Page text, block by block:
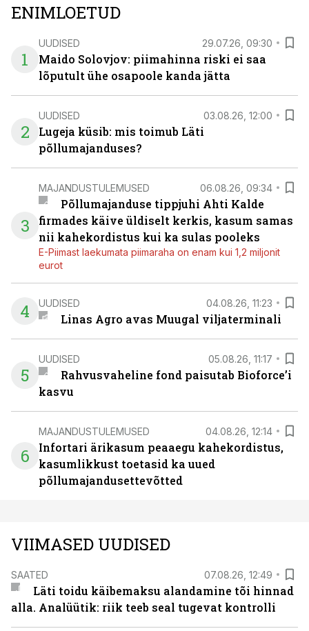
ENIMLOETUD
1
UUDISED 29.07.26, 09:30
Maido Solovjov: piimahinna riski ei saa
lõputult ühe osapoole kanda jätta
2
UUDISED 03.08.26, 12:00
Lugeja küsib: mis toimub Läti
põllumajanduses?
3
MAJANDUSTULEMUSED 06.08.26, 09:34
Põllumajanduse tippjuhi Ahti Kalde
firmades käive üldiselt kerkis, kasum samas
nii kahekordistus kui ka sulas pooleks
E-Piimast laekumata piimaraha on enam kui 1,2 miljonit
eurot
4 UUDISED 04.08.26, 11:23
Linas Agro avas Muugal viljaterminali
5
UUDISED 05.08.26, 11:17
Rahvusvaheline fond paisutab Bioforce’i
kasvu
6
MAJANDUSTULEMUSED 04.08.26, 12:14
Infortari ärikasum peaaegu kahekordistus,
kasumlikkust toetasid ka uued
põllumajandusettevõtted
VIIMASED UUDISED
SAATED 07.08.26, 12:49
Läti toidu käibemaksu alandamine tõi hinnad
alla. Analüütik: riik teeb seal tugevat kontrolli